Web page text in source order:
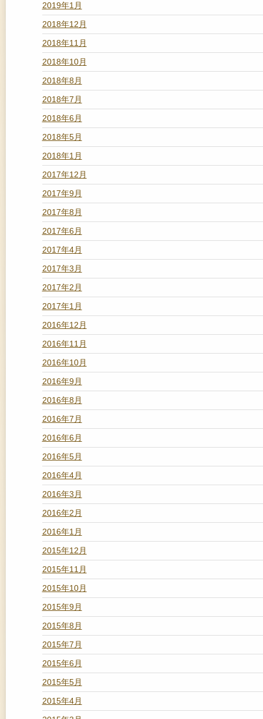
2019年1月
2018年12月
2018年11月
2018年10月
2018年8月
2018年7月
2018年6月
2018年5月
2018年1月
2017年12月
2017年9月
2017年8月
2017年6月
2017年4月
2017年3月
2017年2月
2017年1月
2016年12月
2016年11月
2016年10月
2016年9月
2016年8月
2016年7月
2016年6月
2016年5月
2016年4月
2016年3月
2016年2月
2016年1月
2015年12月
2015年11月
2015年10月
2015年9月
2015年8月
2015年7月
2015年6月
2015年5月
2015年4月